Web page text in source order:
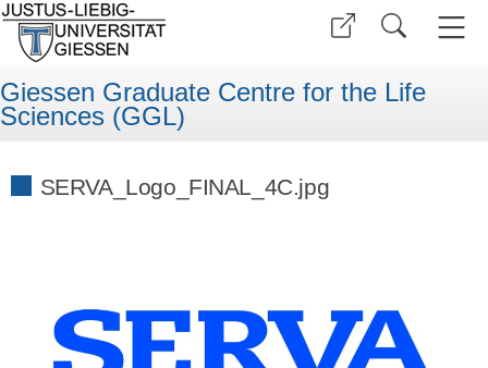
Giessen Graduate Centre for the Life
Sciences (GGL)
SERVA_Logo_FINAL_4C.jpg